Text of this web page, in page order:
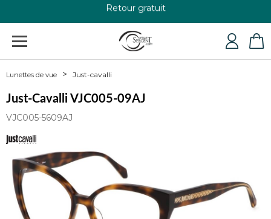
+33 4 79 24 76 84
Lunettes de vue Just-cavalli
Just-Cavalli VJC005-09AJ
VJC005-5609AJ